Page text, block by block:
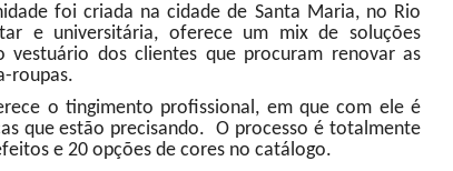
foi criada na cidade de Santa Maria, no Rio
e universitária, oferece um mix de soluções
vestuário dos clientes que procuram renovar as
roupas.
o tingimento profissional, em que com ele é
que estão precisando. O processo é totalmente
e 20 opções de cores no catálogo.